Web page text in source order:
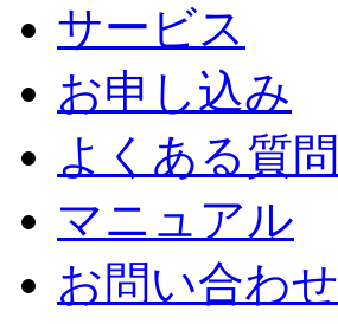
サービス
お申し込み
よくある質問
マニュアル
お問い合わせ